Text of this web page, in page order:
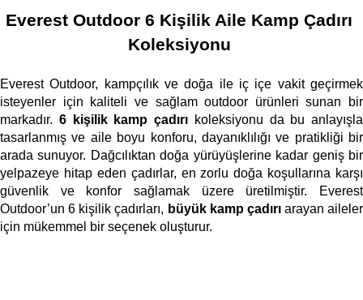
Everest Outdoor 6 Kişilik Aile Kamp Çadırı
Koleksiyonu
Everest Outdoor, kampçılık ve doğa ile iç içe vakit geçirmek
isteyenler için kaliteli ve sağlam outdoor ürünleri sunan bir
markadır. 6 kişilik kamp çadırı koleksiyonu da bu anlayışla
tasarlanmış ve aile boyu konforu, dayanıklılığı ve pratikliği bir
arada sunuyor. Dağcılıktan doğa yürüyüşlerine kadar geniş bir
yelpazeye hitap eden çadırlar, en zorlu doğa koşullarına karşı
güvenlik ve konfor sağlamak üzere üretilmiştir. Everest
Outdoor’un 6 kişilik çadırları, büyük kamp çadırı arayan aileler
için mükemmel bir seçenek oluşturur.